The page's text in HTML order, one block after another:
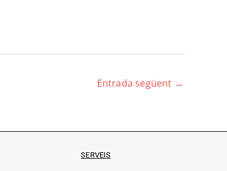
Entrada següent →
SERVEIS